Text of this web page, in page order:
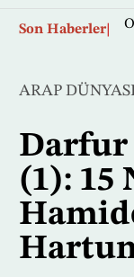
Ana
Son Haberler
ARAP
Darfur
(1): 15